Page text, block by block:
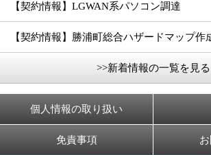
【契約情報】LGWAN系パソコン調達
【契約情報】勝浦町総合ハザードマップ作
>>新着情報の一覧を見る
個人情報の取り扱い
免責事項